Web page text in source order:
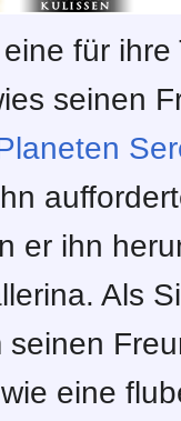
für
seinen
er ihn
Als
seinen
eine